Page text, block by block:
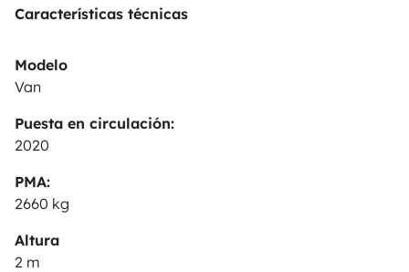
Características técnicas
Modelo
Van
Puesta en circulación:
2020
PMA:
2660 kg
Altura
2 m